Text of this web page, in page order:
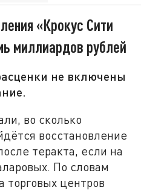
«Крокус Сити
миллиардов рублей
не включены
во сколько
восстановление
теракта, если на
По словам
торговых центров